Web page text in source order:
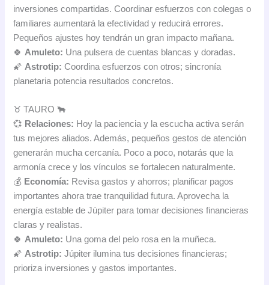
inversiones compartidas. Coordinar esfuerzos con colegas o
familiares aumentará la efectividad y reducirá errores.
Pequeños ajustes hoy tendrán un gran impacto mañana.
🍀 Amuleto: Una pulsera de cuentas blancas y doradas.
🌠 Astrotip: Coordina esfuerzos con otros; sincronía
planetaria potencia resultados concretos.
♉ TAURO 🐂
💞 Relaciones: Hoy la paciencia y la escucha activa serán
tus mejores aliados. Además, pequeños gestos de atención
generarán mucha cercanía. Poco a poco, notarás que la
armonía crece y los vínculos se fortalecen naturalmente.
💰 Economía: Revisa gastos y ahorros; planificar pagos
importantes ahora trae tranquilidad futura. Aprovecha la
energía estable de Júpiter para tomar decisiones financieras
claras y realistas.
🍀 Amuleto: Una goma del pelo rosa en la muñeca.
🌠 Astrotip: Júpiter ilumina tus decisiones financieras;
prioriza inversiones y gastos importantes.